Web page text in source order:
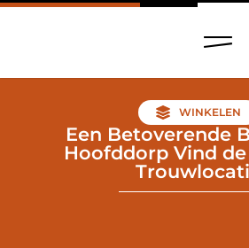
WINKELEN
Een Betoverende
Hoofddorp Vind